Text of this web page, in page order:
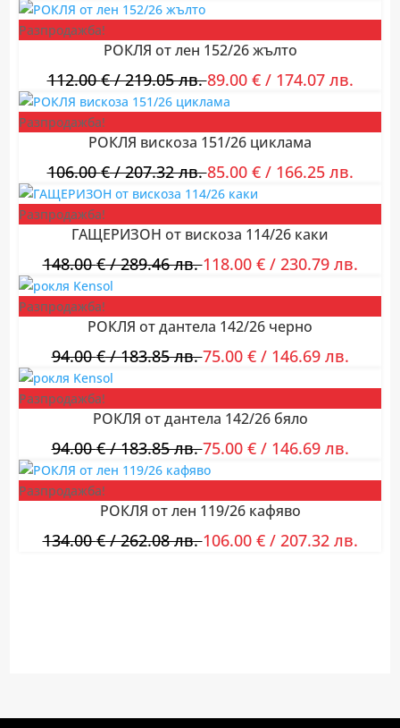
Разпродажба!
РОКЛЯ от лен 152/26 жълто
112.00€/ 219.05 лв.89.00 €/ 174.07 лв.
Разпродажба!
РОКЛЯ вискоза 151/26 циклама
106.00€/ 207.32 лв.85.00 €/ 166.25 лв.
Разпродажба!
ГАЩЕРИЗОН от вискоза 114/26 каки
148.00€/ 289.46 лв.118.00 €/ 230.79 лв.
Разпродажба!
РОКЛЯ от дантела 142/26 черно
94.00€/ 183.85 лв.75.00 €/ 146.69 лв.
Разпродажба!
РОКЛЯ от дантела 142/26 бяло
94.00€/ 183.85 лв.75.00 €/ 146.69 лв.
Разпродажба!
РОКЛЯ от лен 119/26 кафяво
134.00€/ 262.08 лв.106.00 €/ 207.32 лв.